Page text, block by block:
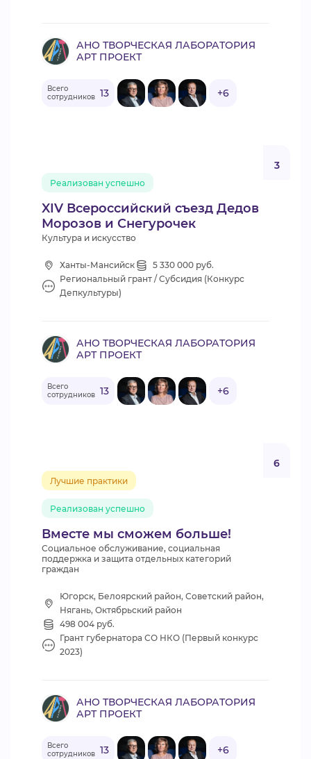
АНО ТВОРЧЕСКАЯ ЛАБОРАТОРИЯ
АРТ ПРОЕКТ
Всего
сотрудников 13 +6
XIV Всероссийский съезд Дедов
Морозов и Снегурочек
Реализован успешно
3
Культура и искусство
Ханты-Мансийск
5 330 000 руб.
Региональный грант / Субсидия (Конкурс
Депкультуры)
АНО ТВОРЧЕСКАЯ ЛАБОРАТОРИЯ
АРТ ПРОЕКТ
Всего
сотрудников 13 +6
Вместе мы сможем больше!
Реализован успешно
Лучшие практики
6
Социальное обслуживание, социальная
поддержка и защита отдельных категорий
граждан
Югорск, Белоярский район, Советский район,
Нягань, Октябрьский район
498 004 руб.
Грант губернатора СО НКО (Первый конкурс
2023)
АНО ТВОРЧЕСКАЯ ЛАБОРАТОРИЯ
АРТ ПРОЕКТ
Всего
сотрудников 13 +6